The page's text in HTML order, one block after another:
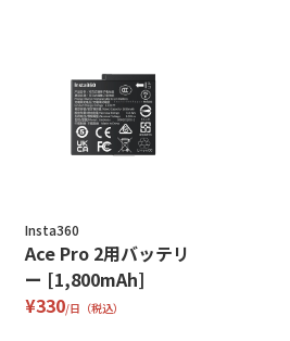
Insta360
Ace Pro 2用バッテリ
ー [1,800mAh]
¥330/日（税込）